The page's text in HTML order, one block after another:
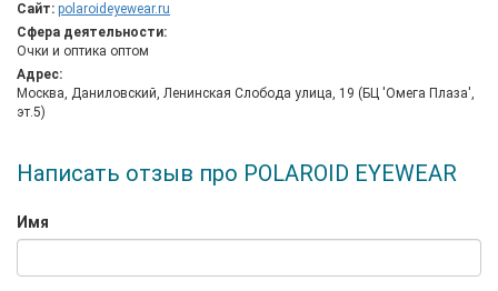
Сайт: polaroideyewear.ru
Сфера деятельности:
Очки и оптика оптом
Адрес:
Москва, Даниловский, Ленинская Слобода улица, 19 (БЦ 'Омега Плаза',
эт.5)
Написать отзыв про POLAROID EYEWEAR
Имя